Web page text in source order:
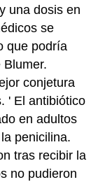
una dosis en
se
que podría
Blumer.
conjetura
' El antibiótico
en adultos
penicilina.
tras recibir la
no pudieron